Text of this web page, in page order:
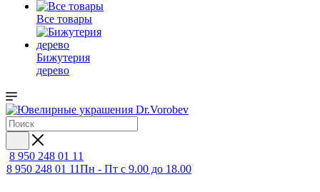
Все товары
Бижутерия
дерево
8 950 248 01 11
8 950 248 01 11Пн - Пт с 9.00 до 18.00